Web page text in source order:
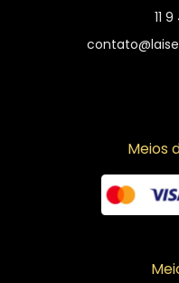
11
Meios